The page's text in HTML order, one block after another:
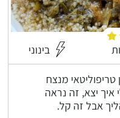
בינוני
מנצח
איך יצא, זה נראה
אבל זה קל.